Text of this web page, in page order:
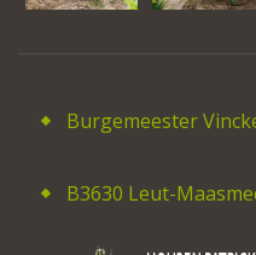
Burgemeester
B3630 Leut-